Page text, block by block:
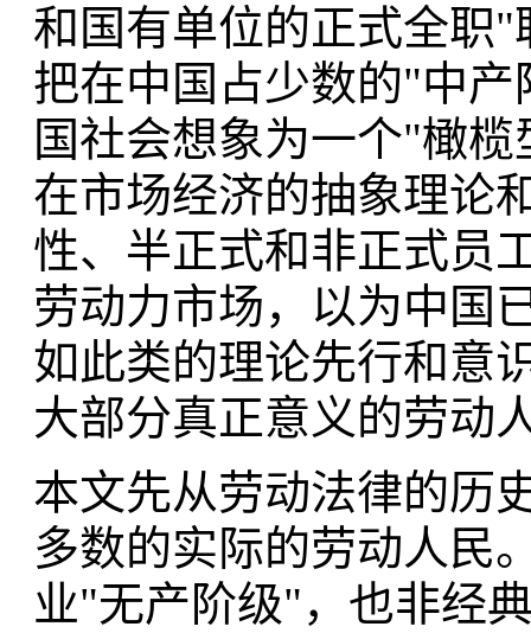
和国有单位的正式全职
把在中国占少数的"中
国社会想象为一个"橄
在市场经济的抽象理论
性、半正式和非正式员
劳动力市场，以为中国
如此类的理论先行和意
大部分真正意义的劳动
本文先从劳动法律的历
多数的实际的劳动人民
业"无产阶级"，也非经